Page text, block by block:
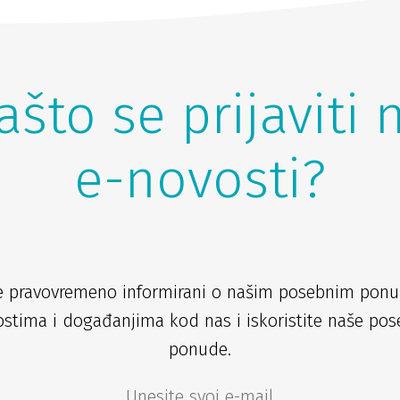
se prijaviti
e-novosti?
pravovremeno informirani o našim posebnim
i događanjima kod nas i iskoristite naše
ponude.